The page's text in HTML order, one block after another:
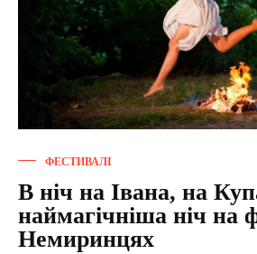
ФЕСТИВАЛІ
В ніч на Івана, на
наймагічніша ніч на
Немиринцях